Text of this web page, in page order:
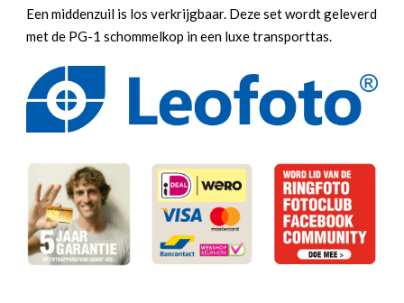
Een middenzuil is los verkrijgbaar. Deze set wordt geleverd
met de PG-1 schommelkop in een luxe transporttas.